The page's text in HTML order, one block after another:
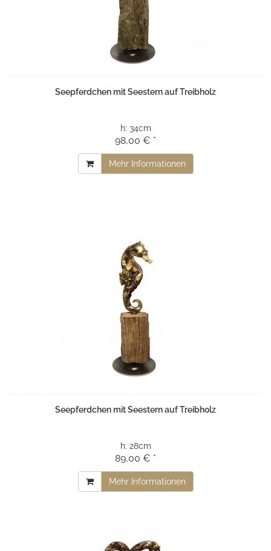
Seepferdchen mit Seestern auf Treibholz
h: 34cm
98,00 € *
Mehr Informationen
Seepferdchen mit Seestern auf Treibholz
h: 28cm
89,00 € *
Mehr Informationen